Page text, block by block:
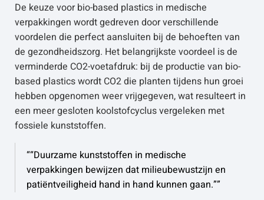
De keuze voor bio-based plastics in medische
verpakkingen wordt gedreven door verschillende
voordelen die perfect aansluiten bij de behoeften van
de gezondheidszorg. Het belangrijkste voordeel is de
verminderde CO2-voetafdruk: bij de productie van bio-
based plastics wordt CO2 die planten tijdens hun groei
hebben opgenomen weer vrijgegeven, wat resulteert in
een meer gesloten koolstofcyclus vergeleken met
fossiele kunststoffen.
“Duurzame kunststoffen in medische
verpakkingen bewijzen dat milieubewustzijn en
patiëntveiligheid hand in hand kunnen gaan.”